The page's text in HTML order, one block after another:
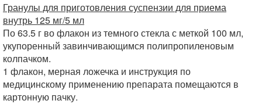
Гранулы для приготовления суспензии для приема
внутрь 125 мг/5 мл
По 63.5 г во флакон из темного стекла с меткой 100 мл,
укупоренный завинчивающимся полипропиленовым
колпачком.
1 флакон, мерная ложечка и инструкция по
медицинскому применению препарата помещаются в
картонную пачку.